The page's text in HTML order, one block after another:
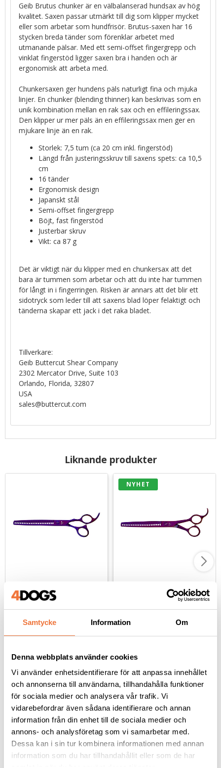
Samtycke Information Om
Denna webbplats använder cookies
Vi använder enhetsidentifierare för att anpassa innehållet
och annonserna till användarna, tillhandahålla funktioner
för sociala medier och analysera vår trafik. Vi
vidarebefordrar även sådana identifierare och annan
information från din enhet till de sociala medier och
annons- och analysföretag som vi samarbetar med.
Dessa kan i sin tur kombinera informationen med annan
information som du har tillhandahållit eller som de har
Geib Brutus chunker är en välbalanserad hundsax av hög
kvalitet. Saxen passar utmärkt till dig som klipper mycket
eller som arbetar som hundfrisör. Brutus-saxen har 16
stycken breda tänder som förenklar arbetet med
utmanande pälsar. Med ett semi-offset fingergrepp och
vinklat fingerstöd ligger saxen bra i handen och är
ergonomisk att arbeta med.
Chunkersaxen ger hundens päls naturligt fina och mjuka
linjer. En chunker (blending thinner) kan beskrivas som en
unik kombination mellan en rak sax och en effileringssax.
Den klipper ur mer päls än en effileringssax men ger en
mjukare linje än en rak.
Storlek: 7,5 tum (ca 20 cm inkl. fingerstöd)
Längd från justeringsskruv till saxens spets: ca 10,5
cm
16 tänder
Ergonomisk design
Japanskt stål
Semi-offset fingergrepp
Böjt, fast fingerstöd
Justerbar skruv
Vikt: ca 87 g
Det är viktigt när du klipper med en chunkersax att det
bara är tummen som arbetar och att du inte har tummen
för långt in i fingerringen. Risken är annars att det blir ett
sidotryck som leder till att saxens blad löper felaktigt och
tänderna skapar ett jack i det raka bladet.
Tillverkare:
Geib Buttercut Shear Company
2302 Mercator Drive, Suite 103
Orlando, Florida, 32807
USA
sales@buttercut.com
Liknande produkter
Geib Monster chunker
sax 21 tänder - 7,5 tum
21 breda tänder - längd ca 20,5 cm
1 899kr
Geib Brutus chunker
sax 22 tänder - 7,5 tum
Längd ca 20,5 cm - 22 breda tänder
2 199
NYHET
Andra köpte även